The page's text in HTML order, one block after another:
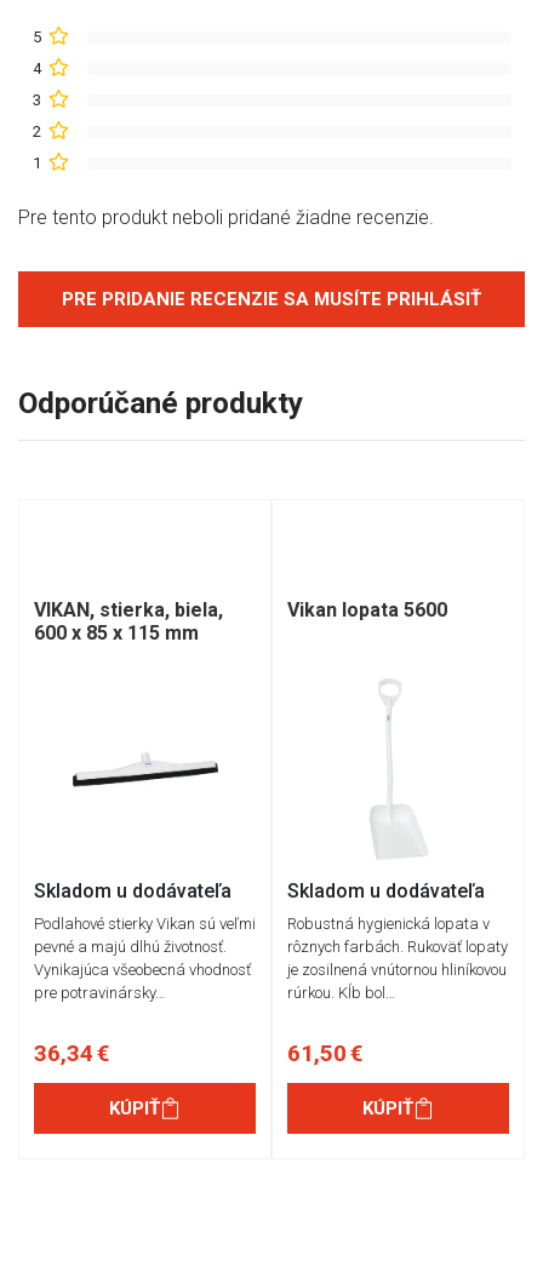
5
4
3
2
1
Pre tento produkt neboli pridané žiadne recenzie.
PRE PRIDANIE RECENZIE SA MUSÍTE PRIHLÁSIŤ
Odporúčané produkty
VIKAN, stierka, biela,
600 x 85 x 115 mm
Skladom u dodávateľa
Podlahové stierky Vikan sú veľmi
pevné a majú dlhú životnosť.
Vynikajúca všeobecná vhodnosť
pre potravinársky…
36,34 €
KÚPIŤ
Vikan lopata 5600
Skladom u dodávateľa
Robustná hygienická lopata v
rôznych farbách. Rukoväť lopaty
je zosilnená vnútornou hliníkovou
rúrkou. Kĺb bol…
61,50 €
KÚPIŤ